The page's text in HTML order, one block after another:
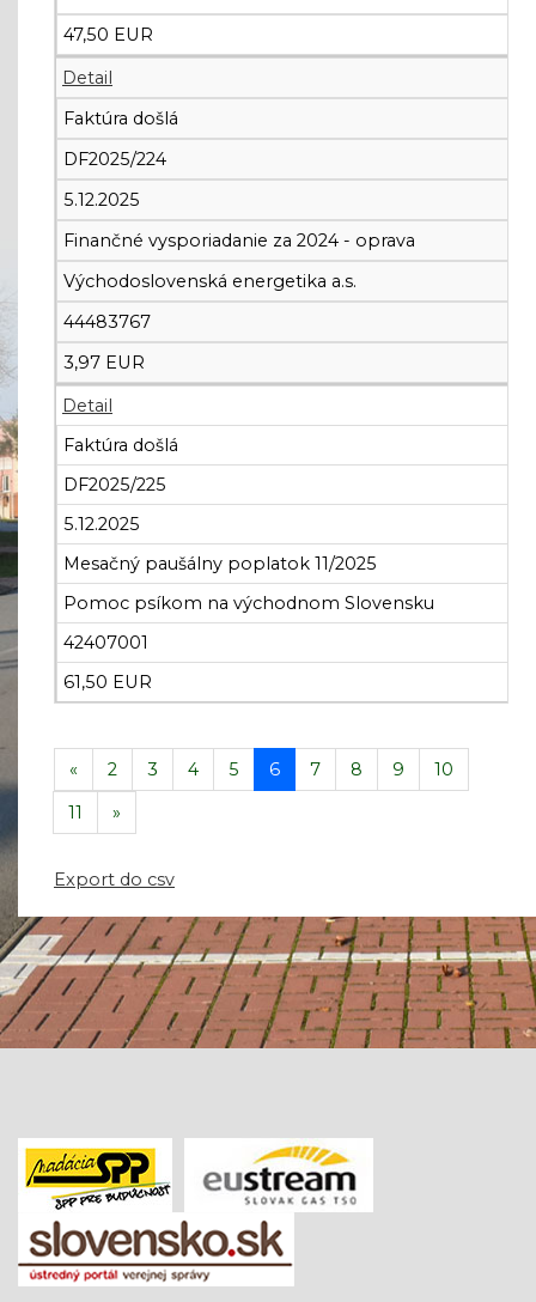
47,50 EUR
Detail
Faktúra došlá
DF2025/224
5.12.2025
Finančné vysporiadanie za 2024 - oprava
Východoslovenská energetika a.s.
44483767
3,97 EUR
Detail
Faktúra došlá
DF2025/225
5.12.2025
Mesačný paušálny poplatok 11/2025
Pomoc psíkom na východnom Slovensku
42407001
61,50 EUR
« 2 3 4 5 6 7 8 9
10
11
»
Export do csv